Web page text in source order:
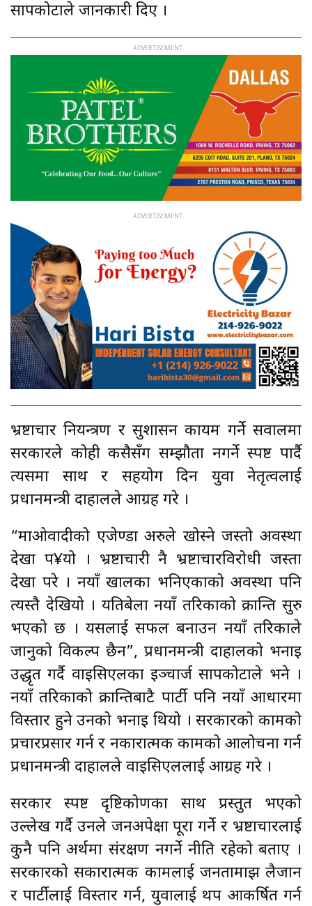
सापकोटाले जानकारी दिए ।
भ्रष्टाचार नियन्त्रण र सुशासन कायम गर्ने सवालमा
सरकारले कोही कसैसँग सम्झौता नगर्ने स्पष्ट पार्दै
त्यसमा साथ र सहयोग दिन युवा नेतृत्वलाई
प्रधानमन्त्री दाहालले आग्रह गरे ।
“माओवादीको एजेण्डा अरुले खोस्ने जस्तो अवस्था
देखा प¥यो । भ्रष्टाचारी नै भ्रष्टाचारविरोधी जस्ता
देखा परे । नयाँ खालका भनिएकाको अवस्था पनि
त्यस्तै देखियो । यतिबेला नयाँ तरिकाको क्रान्ति सुरु
भएको छ । यसलाई सफल बनाउन नयाँ तरिकाले
जानुको विकल्प छैन”, प्रधानमन्त्री दाहालको भनाइ
उद्धृत गर्दै वाइसिएलका इञ्चार्ज सापकोटाले भने ।
नयाँ तरिकाको क्रान्तिबाटै पार्टी पनि नयाँ आधारमा
विस्तार हुने उनको भनाइ थियो । सरकारको कामको
प्रचारप्रसार गर्न र नकारात्मक कामको आलोचना गर्न
प्रधानमन्त्री दाहालले वाइसिएललाई आग्रह गरे ।
सरकार स्पष्ट दृष्टिकोणका साथ प्रस्तुत भएको
उल्लेख गर्दै उनले जनअपेक्षा पूरा गर्ने र भ्रष्टाचारलाई
कुनै पनि अर्थमा संरक्षण नगर्ने नीति रहेको बताए ।
सरकारको सकारात्मक कामलाई जनतामाझ लैजान
र पार्टीलाई विस्तार गर्न, युवालाई थप आकर्षित गर्न